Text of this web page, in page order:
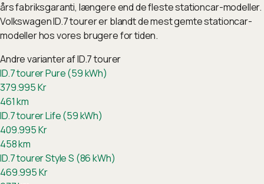
års fabriksgaranti, længere end de fleste stationcar-modeller.
Volkswagen ID.7 tourer er blandt de mest gemte stationcar-
modeller hos vores brugere for tiden.
Andre varianter afID.7 tourer
ID.7 tourer Pure (59 kWh)
379.995Kr
461km
ID.7 tourer Life (59 kWh)
409.995Kr
458km
ID.7 tourer Style S (86 kWh)
469.995Kr